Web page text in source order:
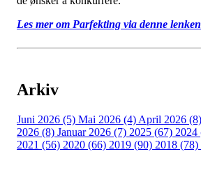
Les mer om Parfekting via denne
Arkiv
Juni 2026 (5) Mai 2026 (4) April 2026 (8)
2026 (8) Januar 2026 (7) 2025 (67) 2024
2021 (56) 2020 (66) 2019 (90) 2018 (78)